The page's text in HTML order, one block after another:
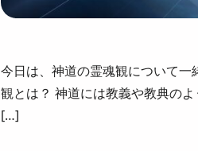
今日は、神道の霊魂観について
観とは？ 神道には教義や教典の
[…]